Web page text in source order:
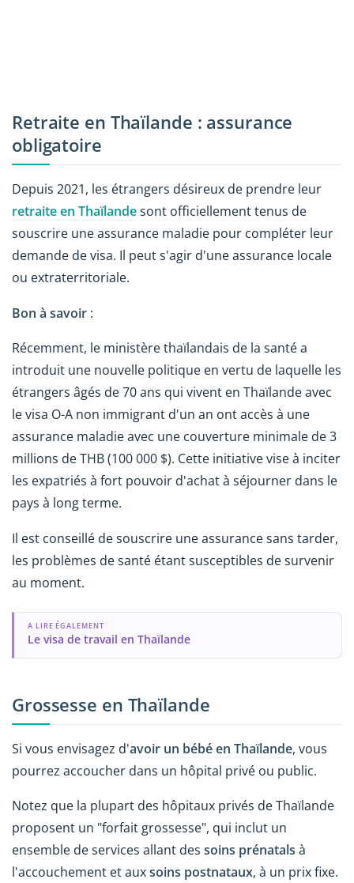
Retraite en Thaïlande : assurance
obligatoire
Depuis 2021, les étrangers désireux de prendre leur
retraite en Thaïlandesont officiellement tenus de
souscrire une assurance maladie pour compléter leur
demande de visa. Il peut s'agir d'une assurance locale
ou extraterritoriale.
Bon à savoir :
Récemment, le ministère thaïlandais de la santé a
introduit une nouvelle politique en vertu de laquelle les
étrangers âgés de 70 ans qui vivent en Thaïlande avec
le visa O-A non immigrant d'un an ont accès à une
assurance maladie avec une couverture minimale de 3
millions de THB (100 000 $). Cette initiative vise à inciter
les expatriés à fort pouvoir d'achat à séjourner dans le
pays à long terme.
Il est conseillé de souscrire une assurance sans tarder,
les problèmes de santé étant susceptibles de survenir
au moment.
A LIRE ÉGALEMENT
Le visa de travail en Thaïlande
Grossesse en Thaïlande
Si vous envisagez d'avoir un bébé en Thaïlande, vous
pourrez accoucher dans un hôpital privé ou public.
Notez que la plupart des hôpitaux privés de Thaïlande
proposent un "forfait grossesse", qui inclut un
ensemble de services allant des soins prénatals à
l'accouchement et auxsoins postnataux, à un prix fixe.